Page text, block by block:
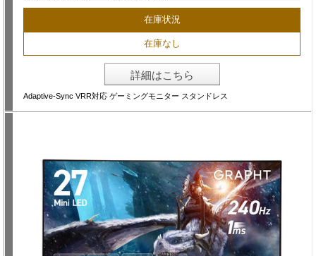
在庫状況
在庫なし
詳細はこちら
Adaptive-Sync VRR対応 ゲーミングモニター スタンドレス